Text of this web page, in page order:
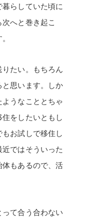
らしていた頃に
へと巻き起こ
たい。もちろん
思います。しか
うなこととちゃ
をしたいともし
お試しで移住し
ではそういった
もあるので、活
て合う合わない